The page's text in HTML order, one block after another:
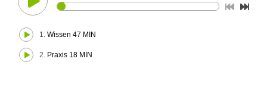
1. Wissen 47 MIN
2. Praxis 18 MIN